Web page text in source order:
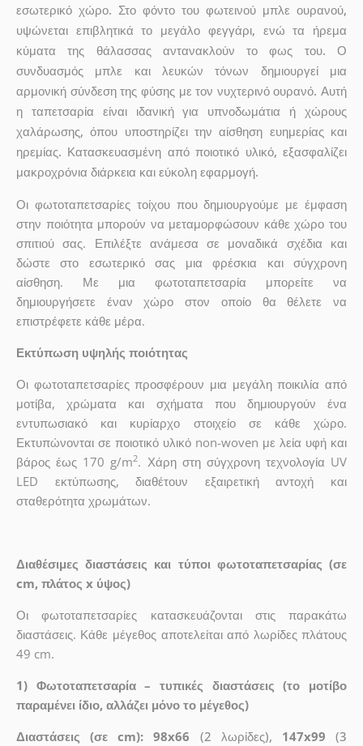
εσωτερικό χώρο. Στο φόντο του φωτεινού μπλε ουρανού,
υψώνεται επιβλητικά το μεγάλο φεγγάρι, ενώ τα ήρεμα
κύματα της θάλασσας αντανακλούν το φως του. Ο
συνδυασμός μπλε και λευκών τόνων δημιουργεί μια
αρμονική σύνδεση της φύσης με τον νυχτερινό ουρανό. Αυτή
η ταπετσαρία είναι ιδανική για υπνοδωμάτια ή χώρους
χαλάρωσης, όπου υποστηρίζει την αίσθηση ευημερίας και
ηρεμίας. Κατασκευασμένη από ποιοτικό υλικό, εξασφαλίζει
μακροχρόνια διάρκεια και εύκολη εφαρμογή.
Οι φωτοταπετσαρίες τοίχου που δημιουργούμε με έμφαση
στην ποιότητα μπορούν να μεταμορφώσουν κάθε χώρο του
σπιτιού σας. Επιλέξτε ανάμεσα σε μοναδικά σχέδια και
δώστε στο εσωτερικό σας μια φρέσκια και σύγχρονη
αίσθηση. Με μια φωτοταπετσαρία μπορείτε να
δημιουργήσετε έναν χώρο στον οποίο θα θέλετε να
επιστρέφετε κάθε μέρα.
Εκτύπωση υψηλής ποιότητας
Οι φωτοταπετσαρίες προσφέρουν μια μεγάλη ποικιλία από
μοτίβα, χρώματα και σχήματα που δημιουργούν ένα
εντυπωσιακό και κυρίαρχο στοιχείο σε κάθε χώρο.
Εκτυπώνονται σε ποιοτικό υλικό non-woven με λεία υφή και
βάρος έως 170 g/m2. Χάρη στη σύγχρονη τεχνολογία UV
LED εκτύπωσης, διαθέτουν εξαιρετική αντοχή και
σταθερότητα χρωμάτων.
Διαθέσιμες διαστάσεις και τύποι φωτοταπετσαρίας (σε
cm, πλάτος x ύψος)
Οι φωτοταπετσαρίες κατασκευάζονται στις παρακάτω
διαστάσεις. Κάθε μέγεθος αποτελείται από λωρίδες πλάτους
49 cm.
1) Φωτοταπετσαρία – τυπικές διαστάσεις (το μοτίβο
παραμένει ίδιο, αλλάζει μόνο το μέγεθος)
Διαστάσεις (σε cm): 98x66 (2 λωρίδες), 147x99 (3